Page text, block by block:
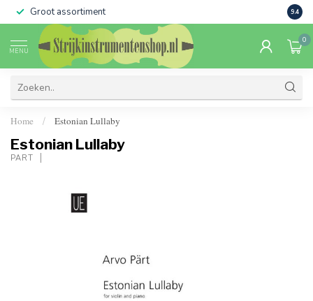
Groot assortiment 9.4
MENU
0
Home / Estonian Lullaby
Estonian Lullaby
PÄRT